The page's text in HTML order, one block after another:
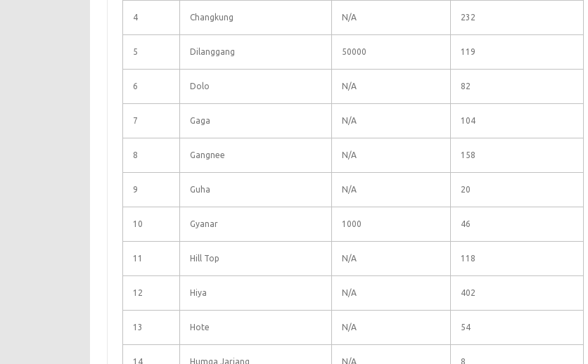
4 Changkung N/A 232
5 Dilanggang 50000 119
6 Dolo N/A 82
7 Gaga N/A 104
8 Gangnee N/A 158
9 Guha N/A 20
10 Gyanar 1000 46
11 Hill Top N/A 118
12 Hiya N/A 402
13 Hote N/A 54
14 Humga Jariang N/A 8